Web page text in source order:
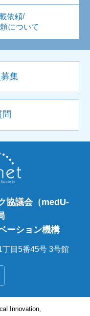
依頼/
について
集
問
協議会（medU-
ーション機構
目5番45号 3号館
Innovation,